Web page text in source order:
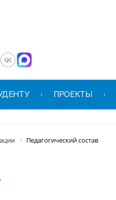
ПРОЕКТЫ
Педагогический состав